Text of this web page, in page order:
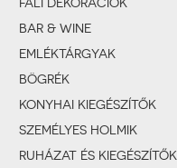
BAR & WINE
EMLÉKTÁRGYAK
BÖGRÉK
KONYHAI KIEGÉSZÍTŐK
SZEMÉLYES HOLMIK
RUHÁZAT ÉS KIEGÉSZÍTŐK